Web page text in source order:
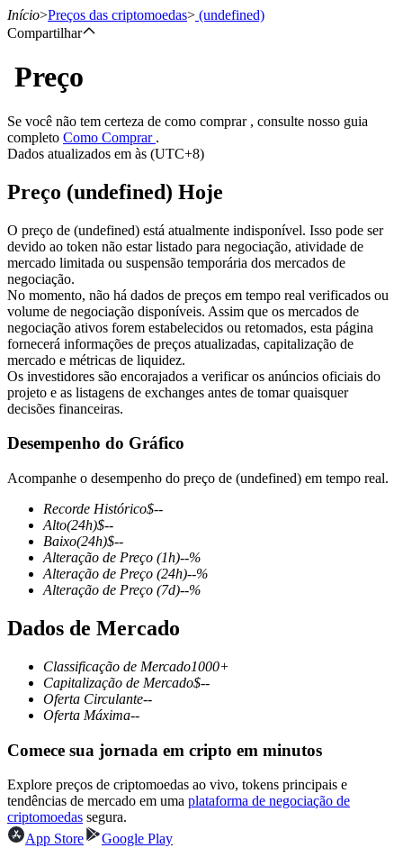
Futuros
Futuros de USDT
Futuros usando USDT como garantia
Futuros COIN-M
Futuros de criptomoeda
TradFi
Futuros de USDC
Futuros usando USDC como garantia
Início>Preços das criptomoedas> (undefined)
Compartilhar
Preço
Se você não tem certeza de como comprar , consulte nosso guia
completo Como Comprar .
Dados atualizados em às (UTC+8)
Preço (undefined) Hoje
O preço de (undefined) está atualmente indisponível. Isso pode ser
devido ao token não estar listado para negociação, atividade de
mercado limitada ou suspensão temporária dos mercados de
negociação.
No momento, não há dados de preços em tempo real verificados ou
volume de negociação disponíveis. Assim que os mercados de
negociação ativos forem estabelecidos ou retomados, esta página
fornecerá informações de preços atualizadas, capitalização de
mercado e métricas de liquidez.
Os investidores são encorajados a verificar os anúncios oficiais do
projeto e as listagens de exchanges antes de tomar quaisquer
decisões financeiras.
Desempenho do Gráfico
Acompanhe o desempenho do preço de (undefined) em tempo real.
Recorde Histórico$--
Alto(24h)$--
Baixo(24h)$--
Alteração de Preço (1h)--%
Alteração de Preço (24h)--%
Alteração de Preço (7d)--%
Dados de Mercado
Classificação de Mercado1000+
Capitalização de Mercado$--
Oferta Circulante--
Oferta Máxima--
Comece sua jornada em cripto em minutos
Explore preços de criptomoedas ao vivo, tokens principais e
tendências de mercado em uma plataforma de negociação de
criptomoedas segura.
App Store
Google Play